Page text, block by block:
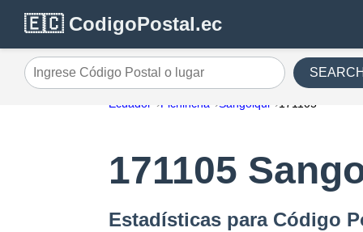
🇪🇨 CodigoPostal.ec
Ingrese Código Postal o lugar
Ecuador Pichincha Sangolqui 171105
171105
Estadísticas para Código